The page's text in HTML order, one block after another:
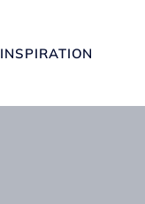
INSPIRATION